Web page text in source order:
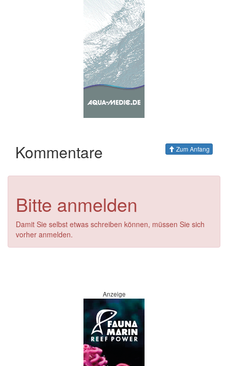
Kommentare Zum Anfang
Bitte anmelden
Damit Sie selbst etwas schreiben können, müssen Sie sich
vorher anmelden.
Anzeige